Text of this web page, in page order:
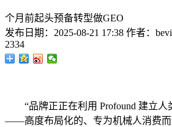
个月前起头预备转型做GEO
发布日期： 2025-08-21 17:38 作者：
2334
“品牌正正在利用 Profound 建立人
——高度布局化的、专为机械人消费